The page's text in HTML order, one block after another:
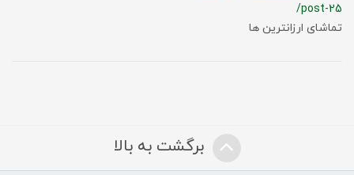
/post-25
تماشای ارزانترین ها
برگشت به بالا